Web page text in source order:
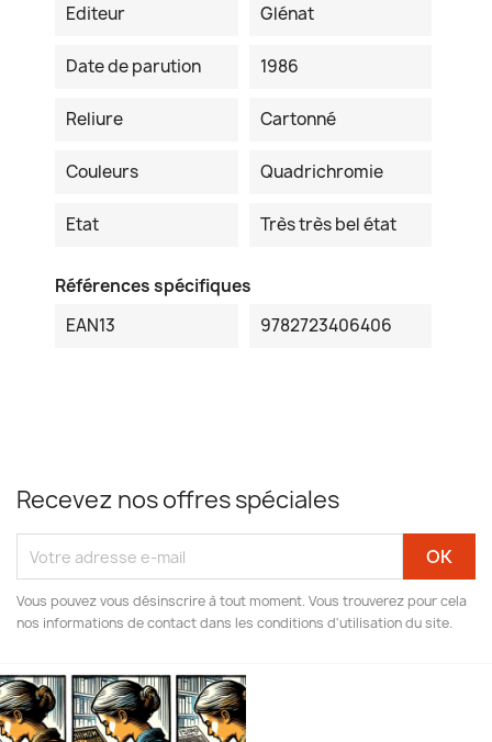
Editeur Glénat
Date de parution 1986
Reliure Cartonné
Couleurs Quadrichromie
Etat Très très bel état
Références spécifiques
EAN13
9782723406406
Recevez nos offres spéciales
Vous pouvez vous désinscrire à tout moment. Vous trouverez pour cela
nos informations de contact dans les conditions d'utilisation du site.